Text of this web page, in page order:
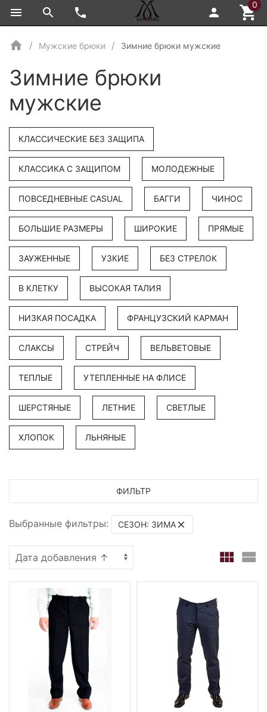
0
Мужские брюки Зимние брюки мужские
Зимние брюки
мужские
КЛАССИЧЕСКИЕ БЕЗ ЗАЩИПА
КЛАССИКА С ЗАЩИПОМ МОЛОДЕЖНЫЕ
ПОВСЕДНЕВНЫЕ CASUAL БАГГИ ЧИНОС
БОЛЬШИЕ РАЗМЕРЫ ШИРОКИЕ ПРЯМЫЕ
ЗАУЖЕННЫЕ УЗКИЕ БЕЗ СТРЕЛОК
В КЛЕТКУ ВЫСОКАЯ ТАЛИЯ
НИЗКАЯ ПОСАДКА ФРАНЦУЗСКИЙ КАРМАН
СЛАКСЫ СТРЕЙЧ ВЕЛЬВЕТОВЫЕ
ТЕПЛЫЕ УТЕПЛЕННЫЕ НА ФЛИСЕ
ШЕРСТЯНЫЕ ЛЕТНИЕ СВЕТЛЫЕ
ХЛОПОК ЛЬНЯНЫЕ
ФИЛЬТР
Выбранные фильтры: СЕЗОН: ЗИМА